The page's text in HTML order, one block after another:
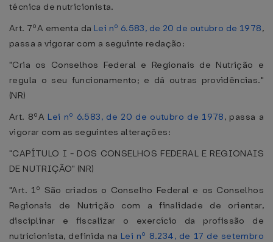
técnica de nutricionista.
Art. 7ºA ementa da Lei nº 6.583, de 20 de outubro de 1978,
passa a vigorar com a seguinte redação:
"Cria os Conselhos Federal e Regionais de Nutrição e
regula o seu funcionamento; e dá outras providências."
(NR)
Art. 8ºA Lei nº 6.583, de 20 de outubro de 1978, passa a
vigorar com as seguintes alterações:
"CAPÍTULO I - DOS CONSELHOS FEDERAL E REGIONAIS
DE NUTRIÇÃO" (NR)
"Art. 1º São criados o Conselho Federal e os Conselhos
Regionais de Nutrição com a finalidade de orientar,
disciplinar e fiscalizar o exercício da profissão de
nutricionista, definida na Lei nº 8.234, de 17 de setembro